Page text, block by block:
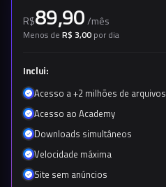
R$89,90 /mês
Menos de R$ 3,00 por dia
Inclui:
Acesso a +2 milhões de arquivos
Acesso ao Academy
Downloads simultâneos
Velocidade máxima
Site sem anúncios